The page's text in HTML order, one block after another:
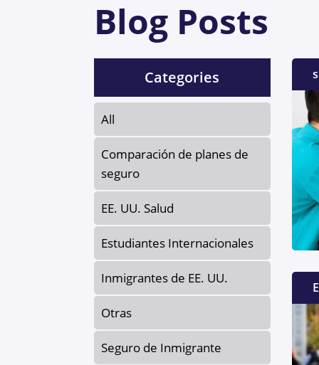
Blog Posts
Categories
All
Comparación de planes de
seguro
EE. UU. Salud
Estudiantes Internacionales
Inmigrantes de EE. UU.
Otras
Seguro de Inmigrante